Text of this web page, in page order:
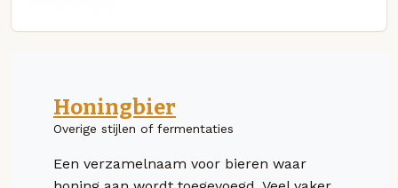
Honingbier
Overige stijlen of fermentaties
Een verzamelnaam voor bieren waar